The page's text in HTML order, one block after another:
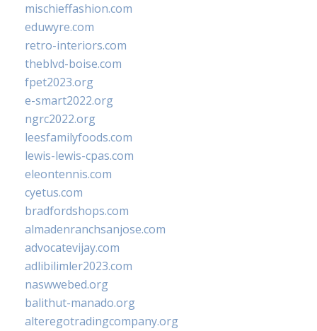
mischieffashion.com
eduwyre.com
retro-interiors.com
theblvd-boise.com
fpet2023.org
e-smart2022.org
ngrc2022.org
leesfamilyfoods.com
lewis-lewis-cpas.com
eleontennis.com
cyetus.com
bradfordshops.com
almadenranchsanjose.com
advocatevijay.com
adlibilimler2023.com
naswwebed.org
balithut-manado.org
alteregotradingcompany.org